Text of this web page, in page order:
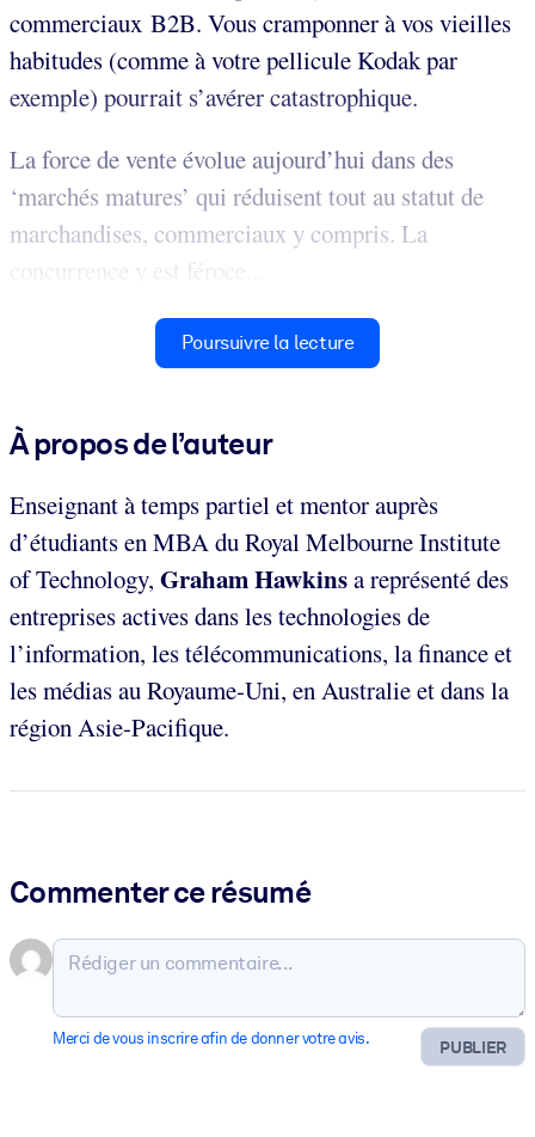
commerciaux B2B. Vous cramponner à vos vieilles
habitudes (comme à votre pellicule Kodak par
exemple) pourrait s’avérer catastrophique.
La force de vente évolue aujourd’hui dans des
‘marchés matures’ qui réduisent tout au statut de
marchandises, commerciaux y compris. La
concurrence y est féroce...
Poursuivre la lecture
À propos de l’auteur
Enseignant à temps partiel et mentor auprès
d’étudiants en MBA du Royal Melbourne Institute
of Technology, Graham Hawkinsa représenté des
entreprises actives dans les technologies de
l’information, les télécommunications, la finance et
les médias au Royaume-Uni, en Australie et dans la
région Asie-Pacifique.
Commenter ce résumé
PUBLIER
Merci de vous inscrire afin de donner votre avis.